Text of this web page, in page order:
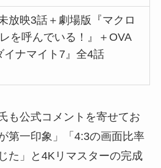
放映3話＋劇場版『マクロ
を呼んでいる！』＋OVA
イナマイト7』全4話
も公式コメントを寄せてお
第一印象」「4:3の画面比率
た」と4Kリマスターの完成